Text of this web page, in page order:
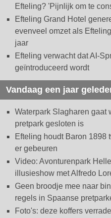
Efteling? 'Pijnlijk om te
Efteling Grand Hotel
evenveel omzet als
jaar
Efteling verwacht dat AI-
geïntroduceerd wordt
Vandaag een jaar
Waterpark Slagharen gaat
pretpark gesloten is
Efteling houdt Baron 1898
er gebeuren
Video: Avonturenpark
illusieshow met Alfredo
Geen broodje mee naar
regels in Spaanse
Foto's: deze koffers